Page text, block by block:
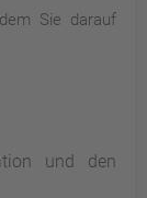
Sie darauf
und den